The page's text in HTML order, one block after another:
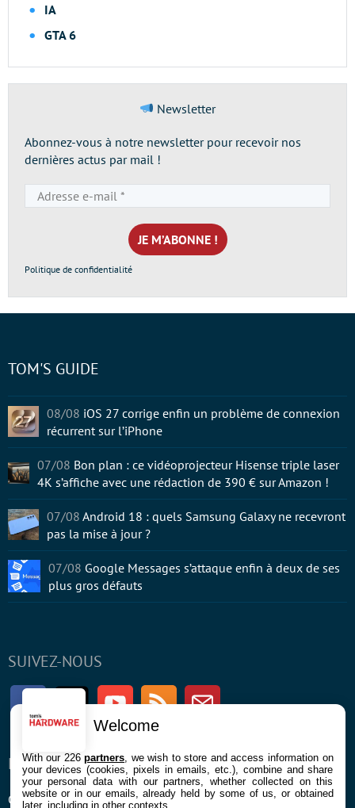
IA
GTA 6
Newsletter
Abonnez-vous à notre newsletter pour recevoir nos
dernières actus par mail !
e-
mail
*
Politique de confidentialité
SUIVEZ-NOUS
FacebookTwitter Youtube RSS Newsletter
ENTREPRISE
Confidentialité et Cookies
À PROPOS
Contact
TOM'S GUIDE
08/08 iOS 27 corrige enfin un problème de connexion
récurrent sur l’iPhone
07/08 Bon plan : ce vidéoprojecteur Hisense triple laser
4K s’affiche avec une rédaction de 390 € sur Amazon !
07/08 Android 18 : quels Samsung Galaxy ne recevront
pas la mise à jour ?
07/08 Google Messages s’attaque enfin à deux de ses
plus gros défauts
Welcome
With our 226partners , we wish to store and access information on
your devices (cookies, pixels in emails, etc.), combine and share
your personal data with our partners, whether collected on this
website or in our emails, already held by some of us, or obtained
later, including in other contexts.